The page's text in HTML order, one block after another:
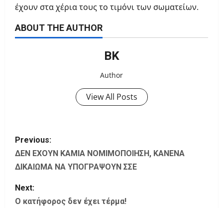
έχουν στα χέρια τους το τιμόνι των σωματείων.
ABOUT THE AUTHOR
ΒΚ
Author
View All Posts
P
o
t
Previous:
ΔΕΝ ΕΧΟΥΝ ΚΑΜΙΑ ΝΟΜΙΜΟΠΟΙΗΣΗ, ΚΑΝΕΝΑ
ΔΙΚΑΙΩΜΑ ΝΑ ΥΠΟΓΡΑΨΟΥΝ ΣΣΕ
Next:
Ο κατήφορος δεν έχει τέρμα!